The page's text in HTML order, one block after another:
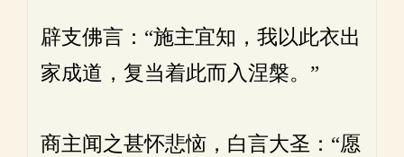
辟支佛言：“施主宜知，我以此衣出
家成道，复当着此而入涅槃。”
商主闻之甚怀悲恼，白言大圣：“愿